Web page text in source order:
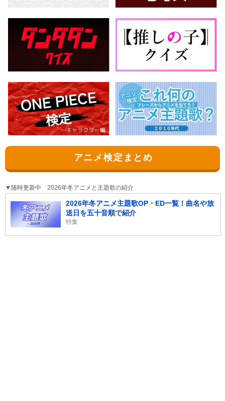
アニメ検定まとめ
▼随時更新中 2026年冬アニメと主題歌の紹介
2026年冬アニメ主題歌OP・ED一覧！曲名や放
送日を五十音順で紹介
特集